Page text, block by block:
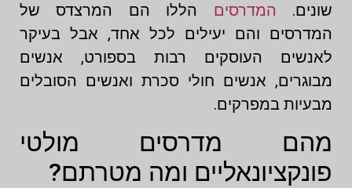
שונים. המדרסים הללו הם המרצדס של
המדרסים והם יעילים לכל אחד, אבל בעיקר
לאנשים העוסקים רבות בספורט, אנשים
מבוגרים, אנשים חולי סכרת ואנשים הסובלים
מבעיות במפרקים.
מהם מדרסים מולטי
פונקציונאליים ומה מטרתם?